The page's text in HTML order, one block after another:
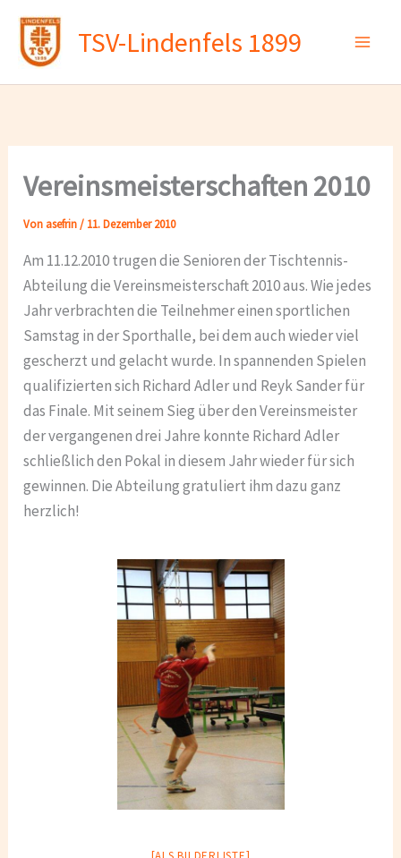
Zum
Inhalt
springen
TSV-Lindenfels 1899
Vereinsmeisterschaften 2010
Von asefrin/ 11. Dezember 2010
Am 11.12.2010 trugen die Senioren der Tischtennis-
Abteilung die Vereinsmeisterschaft 2010 aus. Wie jedes
Jahr verbrachten die Teilnehmer einen sportlichen
Samstag in der Sporthalle, bei dem auch wieder viel
gescherzt und gelacht wurde. In spannenden Spielen
qualifizierten sich Richard Adler und Reyk Sander für
das Finale. Mit seinem Sieg über den Vereinsmeister
der vergangenen drei Jahre konnte Richard Adler
schließlich den Pokal in diesem Jahr wieder für sich
gewinnen. Die Abteilung gratuliert ihm dazu ganz
herzlich!